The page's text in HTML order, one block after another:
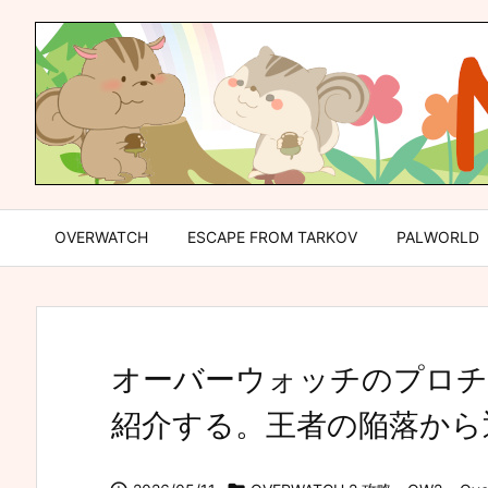
OVERWATCH ESCAPE FROM TARKOV PALWORLD
オーバーウォッチのプロ
紹介する。王者の陥落か